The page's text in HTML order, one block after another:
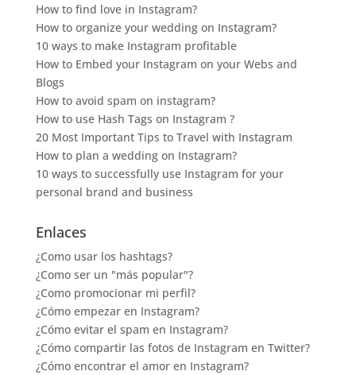
How to find love in Instagram?
How to organize your wedding on Instagram?
10 ways to make Instagram profitable
How to Embed your Instagram on your Webs and
Blogs
How to avoid spam on instagram?
How to use Hash Tags on Instagram ?
20 Most Important Tips to Travel with Instagram
How to plan a wedding on Instagram?
10 ways to successfully use Instagram for your
personal brand and business
Enlaces
¿Como usar los hashtags?
¿Como ser un "más popular"?
¿Como promocionar mi perfil?
¿Cómo empezar en Instagram?
¿Cómo evitar el spam en Instagram?
¿Cómo compartir las fotos de Instagram en Twitter?
¿Cómo encontrar el amor en Instagram?